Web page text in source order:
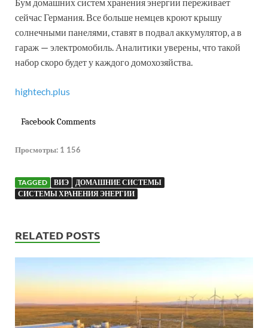
сейчас Германия. Все больше немцев кроют крышу
солнечными панелями, ставят в подвал аккумулятор, а в
гараж — электромобиль. Аналитики уверены, что такой
набор скоро будет у каждого домохозяйства.
hightech.plus
Facebook Comments
Просмотры: 1 156
TAGGED ВИЭ
ДОМАШНИЕ СИСТЕМЫ
СИСТЕМЫ ХРАНЕНИЯ ЭНЕРГИИ
RELATED POSTS